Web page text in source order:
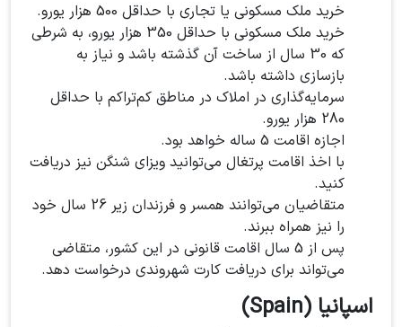
خرید ملک مسکونی یا تجاری با حداقل 500 هزار یورو.
خرید ملک مسکونی با حداقل 350 هزار یورو، به شرطی
که 30 سال از ساخت آن گذشته باشد و نیاز به
بازسازی داشته باشد.
سرمایه‌گذاری در املاک در مناطق کم‌تراکم با حداقل
280 هزار یورو.
اجازه اقامت 5 ساله خواهد بود.
با اخذ اقامت پرتغال می‌توانید ویزای شنگن نیز دریافت
کنید.
متقاضیان می‌توانند همسر و فرزندان زیر 26 سال خود
را نیز همراه ببرند.
پس از 5 سال اقامت قانونی در این کشور، متقاضی
می‌تواند برای دریافت کارت شهروندی درخواست دهد.
اسپانیا (Spain)